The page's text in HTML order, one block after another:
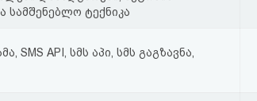
სამშენებლო ტექნიკა
SMS API, სმს აპი, სმს გაგზავნა,